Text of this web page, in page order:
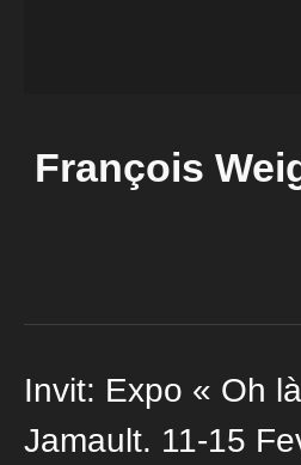
François
Expositions
Galerie
Actualités
Liens
Invit: Expo « Oh
Jamault. 11-15